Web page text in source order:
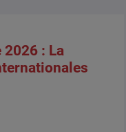
2026 : La